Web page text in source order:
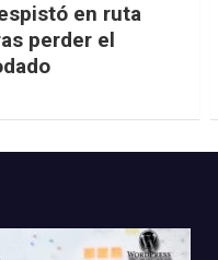
en ruta
perder el